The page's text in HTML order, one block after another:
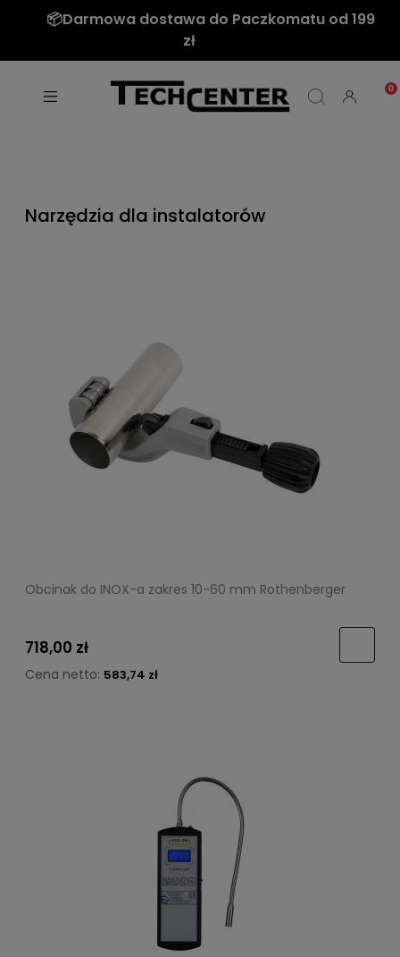
📦Darmowa dostawa do Paczkomatu od 199
zł
Narzędzia dla instalatorów
Obcinak do INOX-a zakres 10-60 mm Rothenberger
718,00 zł
Cena netto: 583,74 zł